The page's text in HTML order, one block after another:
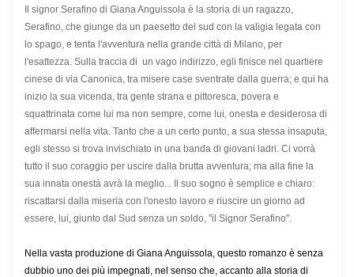
Il signor Serafino di Giana Anguissola è la storia di un ragazzo,
Serafino, che giunge da un paesetto del sud con la valigia legata con
lo spago, e tenta l'avventura nella grande città di Milano, per
l'esattezza. Sulla traccia di un vago indirizzo, egli finisce nel quartiere
cinese di via Canonica, tra misere case sventrate dalla guerra; e qui ha
inizio la sua vicenda, tra gente strana e pittoresca, povera e
squattrinata come lui ma non sempre, come lui, onesta e desiderosa di
affermarsi nella vita. Tanto che a un certo punto, a sua stessa insaputa,
egli stesso si trova invischiato in una banda di giovani ladri. Ci vorrà
tutto il suo coraggio per uscire dalla brutta avventura; ma alla fine la
sua innata onestà avrà la meglio... Il suo sogno è semplice e chiaro:
riscattarsi dalla miseria con l'onesto lavoro e riuscire un giorno ad
essere, lui, giunto dal Sud senza un soldo, "il Signor Serafino".
Nella vasta produzione di Giana Anguissola, questo romanzo è senza
dubbio uno dei più impegnati, nel senso che, accanto alla storia di